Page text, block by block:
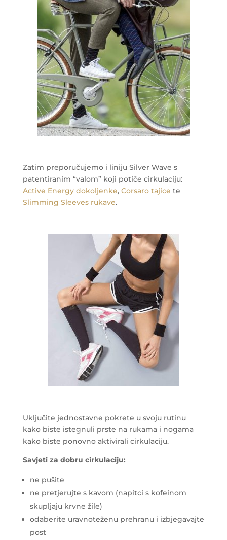
Zatim preporučujemo i liniju Silver Wave s
patentiranim “valom” koji potiče cirkulaciju:
Active Energy dokoljenke, Corsaro tajice te
Slimming Sleeves rukave.
Uključite jednostavne pokrete u svoju rutinu
kako biste istegnuli prste na rukama i nogama
kako biste ponovno aktivirali cirkulaciju.
Savjeti za dobru cirkulaciju:
ne pušite
ne pretjerujte s kavom (napitci s kofeinom
skupljaju krvne žile)
odaberite uravnoteženu prehranu i izbjegavajte
post